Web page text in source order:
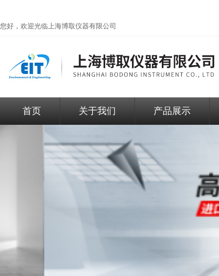
您好，欢迎光临上海博取仪器有限公司
首页 关于我们 产品展示